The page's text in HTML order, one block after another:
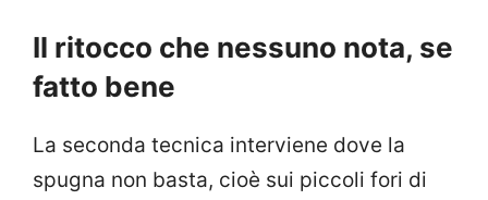
Il ritocco che nessuno nota, se
fatto bene
La seconda tecnica interviene dove la
spugna non basta, cioè sui piccoli fori di